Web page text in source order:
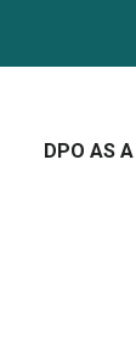
DPO AS